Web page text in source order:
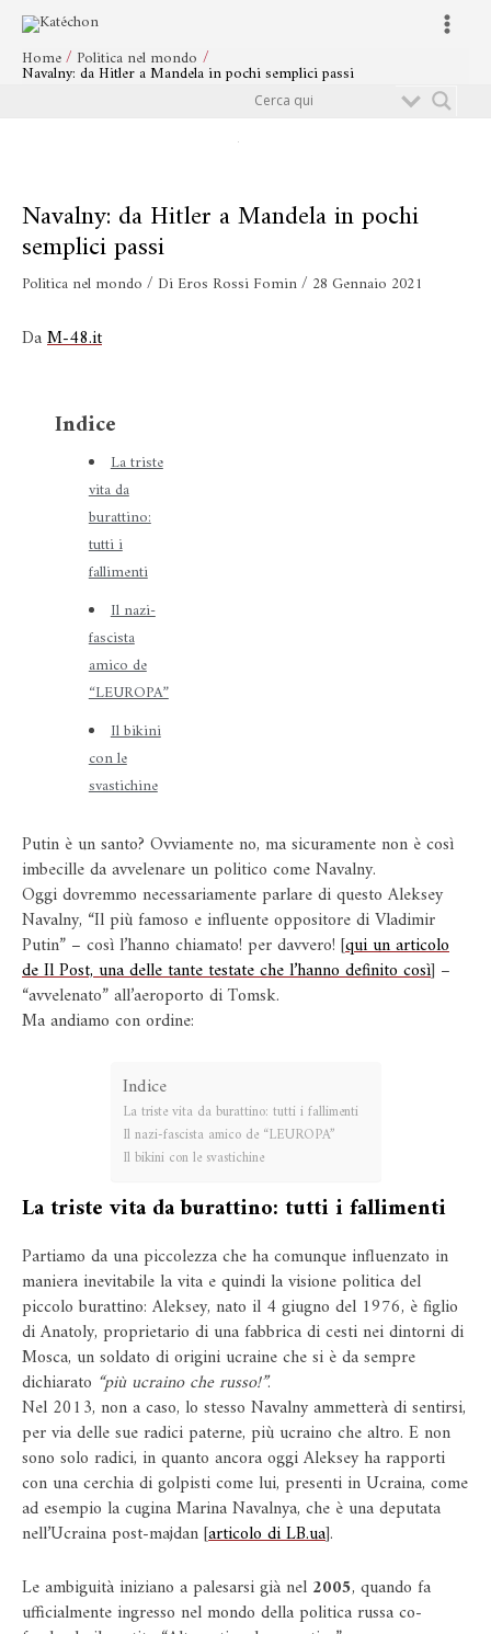
contenuto
Main
Home Politica nel mondo
Navalny: da Hitler a Mandela in pochi semplici passi
Navalny: da Hitler a Mandela in pochi
semplici passi
Politica nel mondo / Di Eros Rossi Fomin/ 28 Gennaio 2021
DaM-48.it
Indice
La triste
vita da
burattino:
tutti i
fallimenti
Il nazi-
fascista
amico de
“LEUROPA”
Il bikini
con le
svastichine
Putin è un santo? Ovviamente no, ma sicuramente non è così
imbecille da avvelenare un politico come Navalny.
Oggi dovremmo necessariamente parlare di questo Aleksey
Navalny, “Il più famoso e influente oppositore di Vladimir
Putin” – così l’hanno chiamato! per davvero! [qui un articolo
de Il Post, una delle tante testate che l’hanno definito così] –
“avvelenato” all’aeroporto di Tomsk.
Ma andiamo con ordine:
Indice
La triste vita da burattino: tutti i fallimenti
Il nazi-fascista amico de “LEUROPA”
Il bikini con le svastichine
La triste vita da burattino: tutti i fallimenti
Partiamo da una piccolezza che ha comunque influenzato in
maniera inevitabile la vita e quindi la visione politica del
piccolo burattino: Aleksey, nato il 4 giugno del 1976, è figlio
di Anatoly, proprietario di una fabbrica di cesti nei dintorni di
Mosca, un soldato di origini ucraine che si è da sempre
dichiarato “più ucraino che russo!”.
Nel 2013, non a caso, lo stesso Navalny ammetterà di sentirsi,
per via delle sue radici paterne, più ucraino che altro. E non
sono solo radici, in quanto ancora oggi Aleksey ha rapporti
con una cerchia di golpisti come lui, presenti in Ucraina, come
ad esempio la cugina Marina Navalnya, che è una deputata
nell’Ucraina post-majdan [articolo di LB.ua].
Le ambiguità iniziano a palesarsi già nel 2005, quando fa
ufficialmente ingresso nel mondo della politica russa co-
Navigazione
articoli